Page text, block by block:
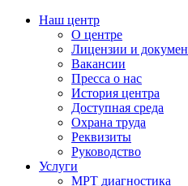
Наш центр
О центре
Лицензии и
Вакансии
Пресса о нас
История центра
Доступная среда
Охрана труда
Реквизиты
Руководство
Услуги
МРТ диагностика